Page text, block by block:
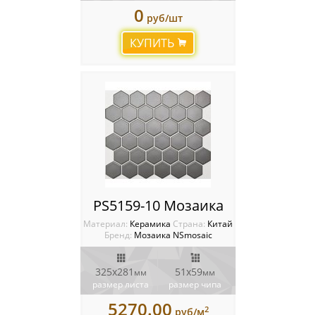
0 руб/шт
КУПИТЬ
PS5159-10 Мозаика
Материал: Керамика Cтрана: Китай
Бренд: Мозаика NSmosaic
325x281 мм
размер листа
51x59мм
размер чипа
5270.00 руб/м2